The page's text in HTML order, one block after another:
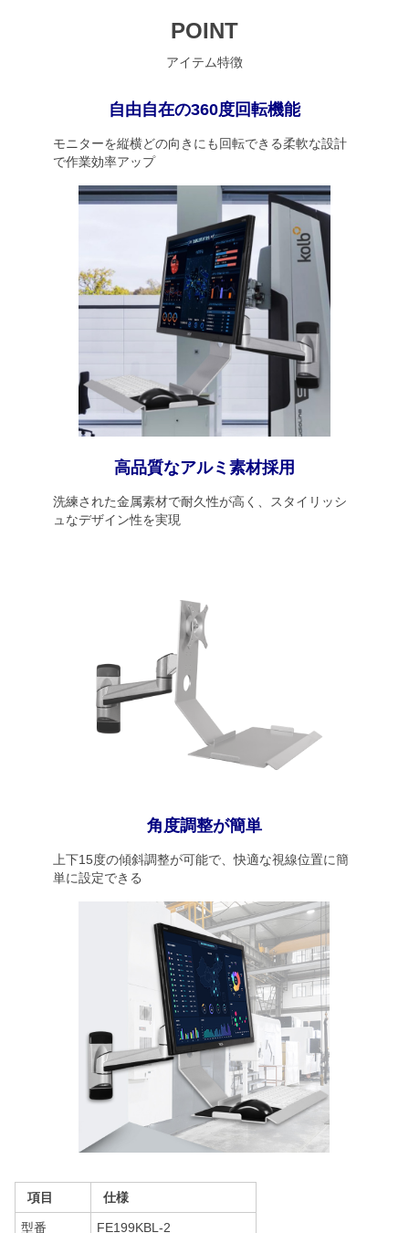
POINT
アイテム特徴
自由自在の360度回転機能
モニターを縦横どの向きにも回転できる柔軟な設計
で作業効率アップ
高品質なアルミ素材採用
洗練された金属素材で耐久性が高く、スタイリッシ
ュなデザイン性を実現
角度調整が簡単
上下15度の傾斜調整が可能で、快適な視線位置に簡
単に設定できる
項目 仕様
型番 FE199KBL-2